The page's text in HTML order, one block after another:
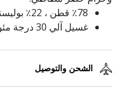
٪78 قطن ، 22٪ بوليستر
غسيل آلي 30 درجة مئوية
الشحن والتوصيل